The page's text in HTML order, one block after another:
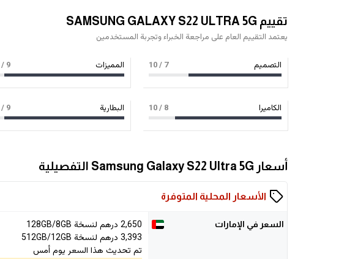
تقييم SAMSUNG GALAXY S22 ULTRA 5G
يعتمد التقييم العام على مراجعة الخبراء وتجربة المستخدمين
التصميم 7
/ 10 المميزات 9
/ 10
الكاميرا 8
/ 10 البطارية 9
/ 10
أسعار Samsung Galaxy S22 Ultra 5G التفصيلية
الأسعار المحلية المتوفرة
السعر في الإمارات 2,650 درهم لنسخة 128GB/8GB
3,393 درهم لنسخة 512GB/12GB
تم تحديث هذا السعر يوم أمس